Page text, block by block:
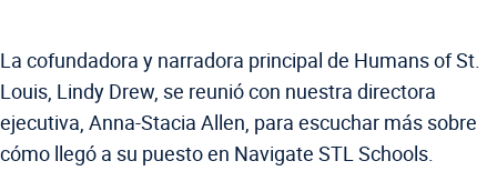
La cofundadora y narradora principal de Humans of St.
Louis, Lindy Drew, se reunió con nuestra directora
ejecutiva, Anna-Stacia Allen, para escuchar más sobre
cómo llegó a su puesto en Navigate STL Schools.